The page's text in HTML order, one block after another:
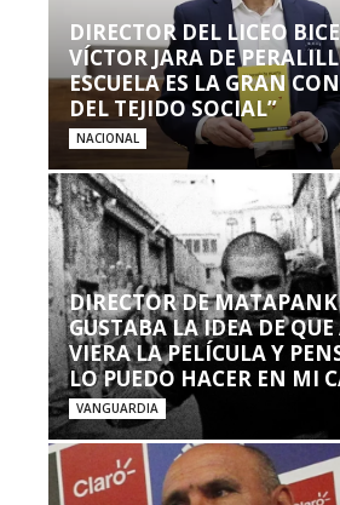
DIRECTOR DEL LICEO
VÍCTOR JARA DE
ESCUELA ES LA GRAN
DEL TEJIDO SOCIAL”
NACIONAL
DIRECTOR DE
GUSTABA LA IDEA DE
VIERA LA PELÍCULA Y
LO PUEDO HACER EN MI
VANGUARDIA